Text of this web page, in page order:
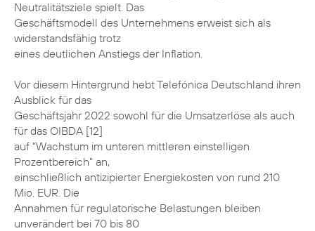
Neutralitätsziele spielt. Das
Geschäftsmodell des Unternehmens erweist sich als
widerstandsfähig trotz
eines deutlichen Anstiegs der Inflation.
Vor diesem Hintergrund hebt Telefónica Deutschland ihren
Ausblick für das
Geschäftsjahr 2022 sowohl für die Umsatzerlöse als auch
für das OIBDA [12]
auf "Wachstum im unteren mittleren einstelligen
Prozentbereich" an,
einschließlich antizipierter Energiekosten von rund 210
Mio. EUR. Die
Annahmen für regulatorische Belastungen bleiben
unverändert bei 70 bis 80